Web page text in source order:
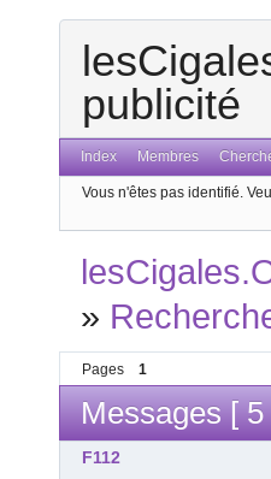
publicité
Index Membres
Vous n'êtes pas identifié.
»
Pages 1
Messages [ 5
F112